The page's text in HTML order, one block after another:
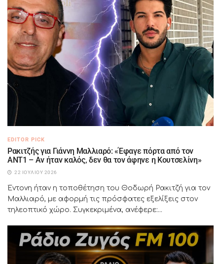
EDITOR PICK
Ρακιτζής για Γιάννη Μαλλιαρό: «Έφαγε πόρτα από τον
ΑΝΤ1 – Αν ήταν καλός, δεν θα τον άφηνε η Κουτσελίνη»
22 ΙΟΥΛΊΟΥ 2026
Έντονη ήταν η τοποθέτηση του Θοδωρή Ρακιτζή για τον
Μαλλιαρό, με αφορμή τις πρόσφατες εξελίξεις στον
τηλεοπτικό χώρο. Συγκεκριμένα, ανέφερε:...